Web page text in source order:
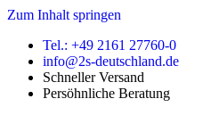
Zum Inhalt springen
Tel.: +49 2161 27760-0
info@2s-deutschland.de
Schneller Versand
Persöhnliche Beratung